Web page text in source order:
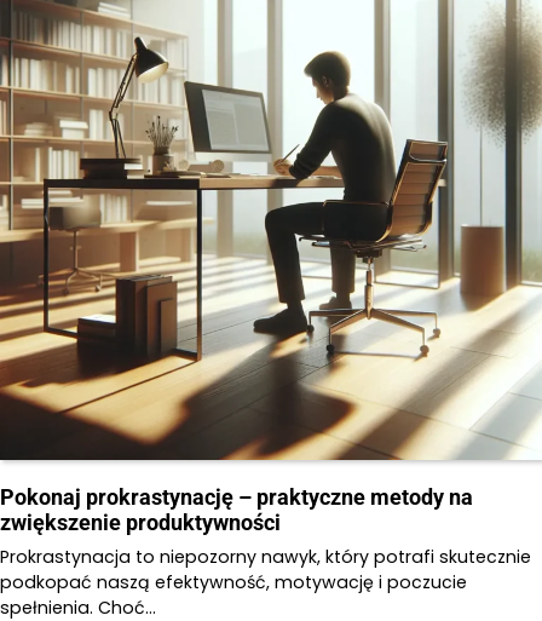
Pokonaj prokrastynację – praktyczne metody na
zwiększenie produktywności
Prokrastynacja to niepozorny nawyk, który potrafi skutecznie
podkopać naszą efektywność, motywację i poczucie
spełnienia. Choć…